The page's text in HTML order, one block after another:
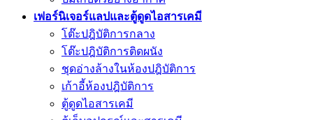
เฟอร์นิเจอร์แลปและตู้ดูดไอสารเคมี
โต๊ะปฎิบัติการกลาง
โต๊ะปฎิบัติการติดผนัง
ชุดอ่างล้างในห้องปฎิบัติการ
เก้าอี้ห้องปฎิบัติการ
ตู้ดูดไอสารเคมี